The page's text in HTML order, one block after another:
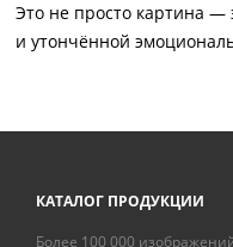
Это не просто картина —
и утончённой
КАТАЛОГ ПРОДУКЦИИ
Более 100 000